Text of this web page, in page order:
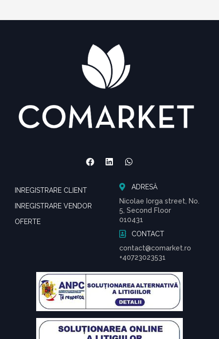
INREGISTRARE CLIENT
INREGISTRARE VENDOR
OFERTE
ADRESĂ
Nicolae Iorga street, No.
5, Second Floor
010431
CONTACT
contact@comarket.ro
+40723023531